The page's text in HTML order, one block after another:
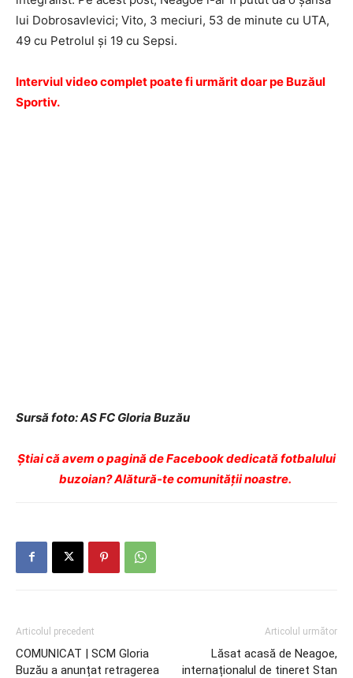
lui Dobrosavlevici; Vito, 3 meciuri, 53 de minute cu UTA,
49 cu Petrolul și 19 cu Sepsi.
Interviul video complet poate fi urmărit doar pe Buzăul
Sportiv.
Sursă foto: AS FC Gloria Buzău
Ştiai că avem o pagină de Facebook dedicată fotbalului
buzoian? Alătură-te comunității noastre.
Articolul precedent
COMUNICAT | SCM Gloria
Buzău a anunțat retragerea
Articolul următor
Lăsat acasă de Neagoe,
internaționalul de tineret Stan